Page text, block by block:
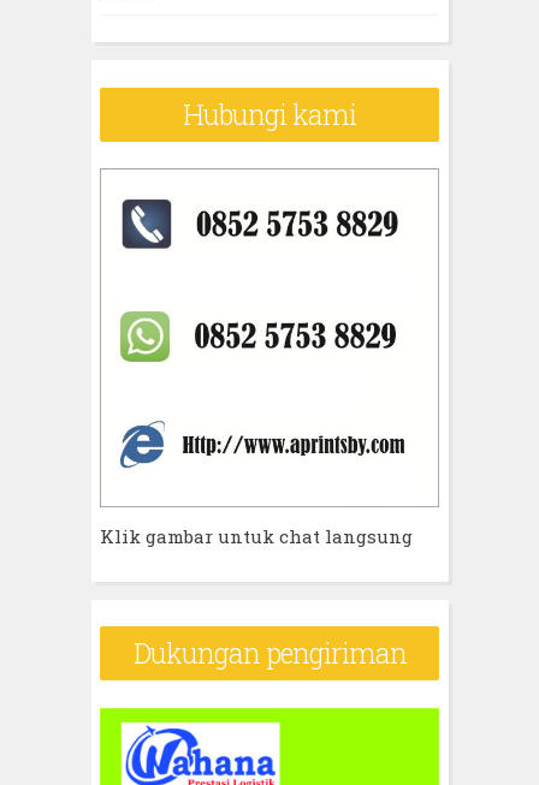
Hubungi kami
Klik gambar untuk chat langsung
Dukungan pengiriman